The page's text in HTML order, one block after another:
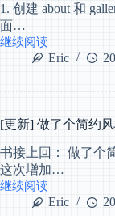
定
义
和
1. 创建 about 和
面…
继续阅读
Hugo
Blowfish
置
Eric
[更新] 做了个简约
书接上回： 做了个
这次增加…
继续阅读
[更
Eric